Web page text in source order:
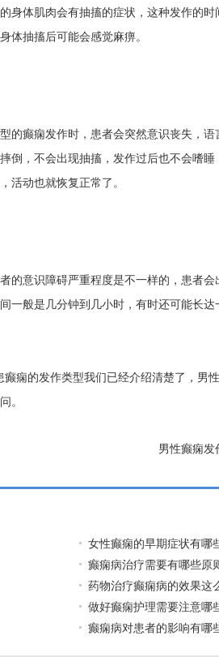
身体肌肉会有抽搐的症状，这种发作的
体抽搐后可能会感觉麻痹。
的癫痫发作时，患者会突然意识丧失，
倒，不会出现抽搐，发作过后也不会嗜
活动也就恢复正常了。
的意识障碍严重程度是不一样的，患者
一般是几分钟到几小时，有时还可能长
痫的发作类型我们已经介绍清楚了，男
。
男性癫痫发
女性癫痫的早期症状有哪
癫痫病治疗需要有哪些原
药物治疗癫痫病的效果这
做好癫痫护理需要注意哪
癫痫病对患者的影响有哪